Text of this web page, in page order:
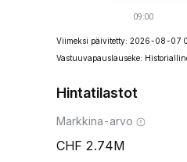
Viimeksi päivitetty: 2026-08-07
Vastuuvapauslauseke:
Hintatilastot
Markkina-arvo
2.74M